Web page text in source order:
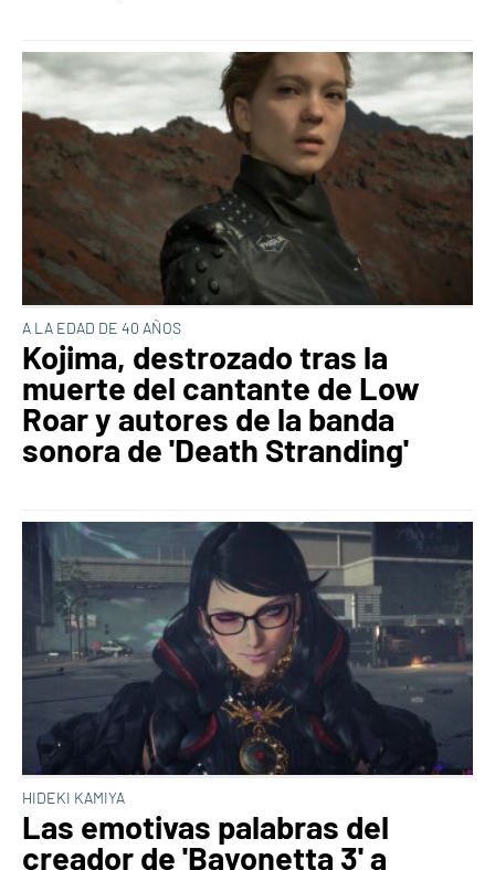
A LA EDAD DE 40 AÑOS
Kojima, destrozado tras la
muerte del cantante de Low
Roar y autores de la banda
sonora de 'Death Stranding'
HIDEKI KAMIYA
Las emotivas palabras del
creador de 'Bayonetta 3' a